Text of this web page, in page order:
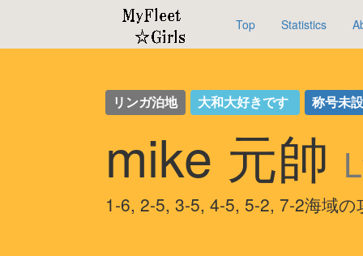
Top Statistics
リンガ泊地 大和大好きです 称号未
mike 元帥
1-6, 2-5, 3-5, 4-5, 5-2, 7-2海域の